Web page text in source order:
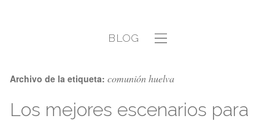
BLOG
Archivo de la etiqueta: comunión huelva
Los mejores escenarios para